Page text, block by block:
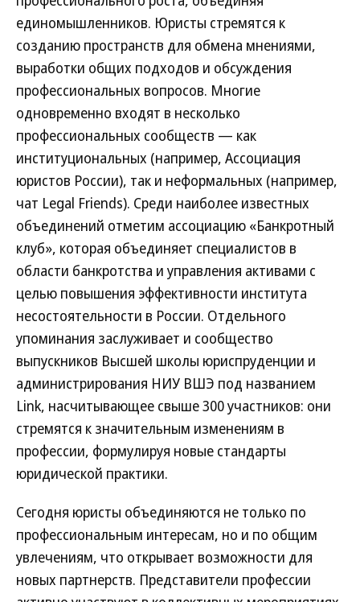
единомышленников. Юристы стремятся к
созданию пространств для обмена мнениями,
выработки общих подходов и обсуждения
профессиональных вопросов. Многие
одновременно входят в несколько
профессиональных сообществ — как
институциональных (например, Ассоциация
юристов России), так и неформальных (например,
чат Legal Friends). Среди наиболее известных
объединений отметим ассоциацию «Банкротный
клуб», которая объединяет специалистов в
области банкротства и управления активами с
целью повышения эффективности института
несостоятельности в России. Отдельного
упоминания заслуживает и сообщество
выпускников Высшей школы юриспруденции и
администрирования НИУ ВШЭ под названием
Link, насчитывающее свыше 300 участников: они
стремятся к значительным изменениям в
профессии, формулируя новые стандарты
юридической практики.
Сегодня юристы объединяются не только по
профессиональным интересам, но и по общим
увлечениям, что открывает возможности для
новых партнерств. Представители профессии